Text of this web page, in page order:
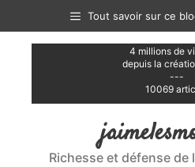
contenu
Tout savoir sur ce
4 millions de
depuis la
---
10069
Richesse et défense de